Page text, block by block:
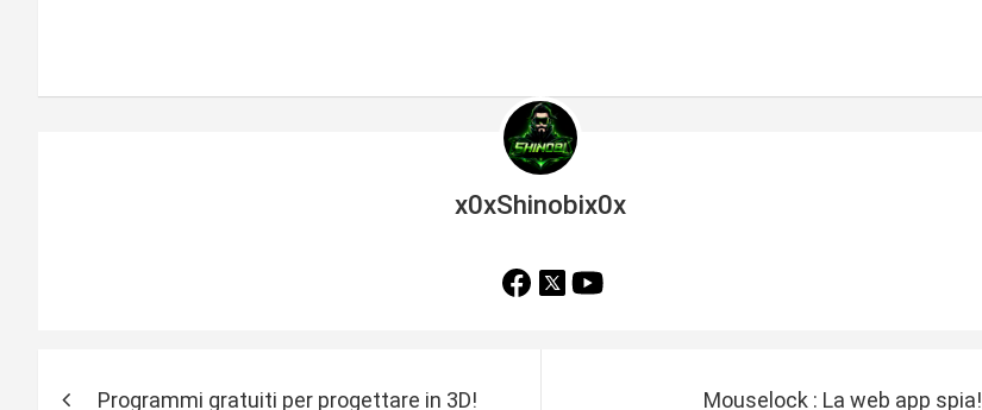
x0xShinobix0x
Programmi gratuiti per progettare in 3D! Mouselock : La web app spia!